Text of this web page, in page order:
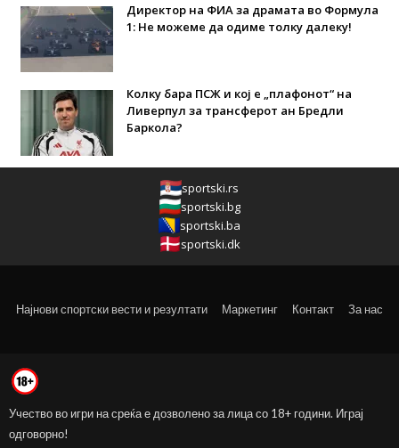
Директор на ФИА за драмата во Формула
1: Не можеме да одиме толку далеку!
Колку бара ПСЖ и кој е „плафонот“ на
Ливерпул за трансферот ан Бредли
Баркола?
sportski.rs
sportski.bg
sportski.ba
sportski.dk
Најнови спортски вести и резултати Маркетинг Контакт За нас
Учество во игри на среќа е дозволено за лица со 18+ години. Играј
одговорно!